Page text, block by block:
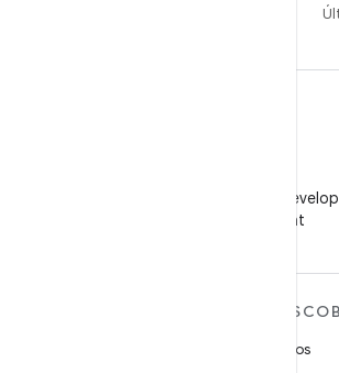
Siga o Android
no WeChat
Jogos